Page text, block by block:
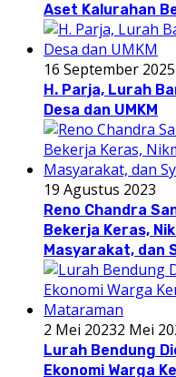
Aset Kalurahan
16 September 2025
H. Parja, Lurah
Desa dan UMKM
19 Agustus 2023
Reno Chandra
Bekerja Keras,
Masyarakat, dan
2 Mei 20232 Mei
Lurah Bendung
Ekonomi Warga